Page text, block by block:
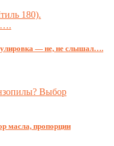
— не, не слышал….
масла, пропорции